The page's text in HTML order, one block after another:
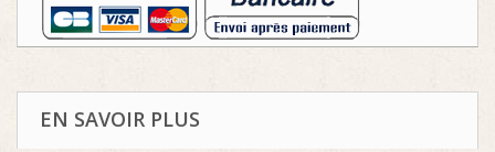
EN SAVOIR PLUS